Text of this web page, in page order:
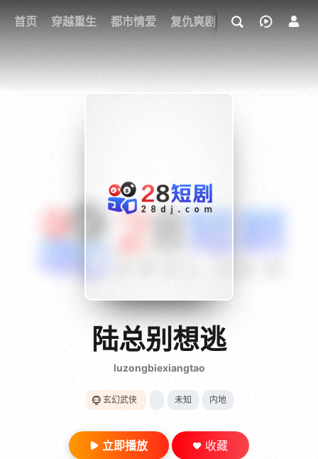
首页 穿越重生 都市情爱 复仇爽剧 玄幻武侠 奇幻
我的观影记录
{if condition="$obj.vod_points
gt 0"}
28短剧
陆总别想逃
luzongbiexiangtao
玄幻武侠 未知 内地
立即播放 收藏